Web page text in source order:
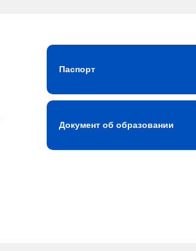
Паспорт
Документ об образовании